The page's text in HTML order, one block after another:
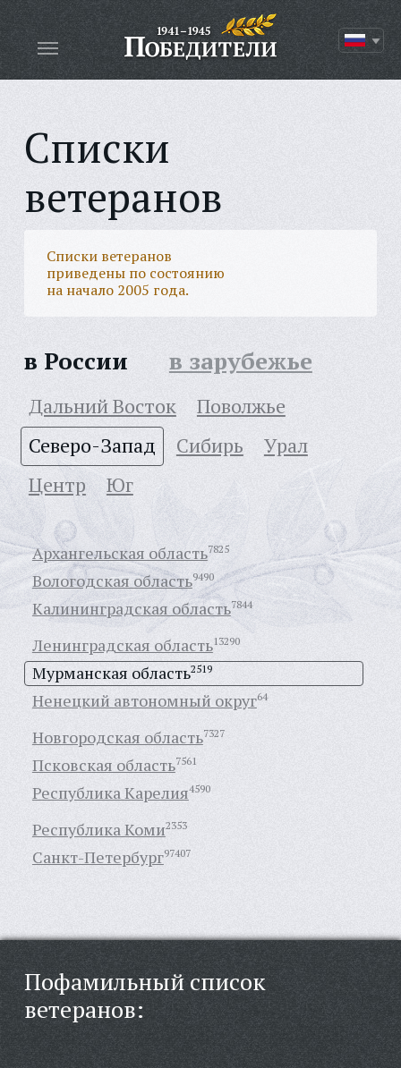
Списки
ветеранов
Списки ветеранов
приведены по состоянию
на начало 2005 года.
в России в зарубежье
Дальний Восток
Поволжье
Северо-Запад
Сибирь
Урал
Центр
Юг
Архангельская область7825
Вологодская область9490
Калининградская область7844
Ленинградская область13290
Мурманская область2519
Ненецкий автономный округ64
Новгородская область7327
Псковская область7561
Республика Карелия4590
Республика Коми2353
Санкт-Петербург97407
Пофамильный список
ветеранов: